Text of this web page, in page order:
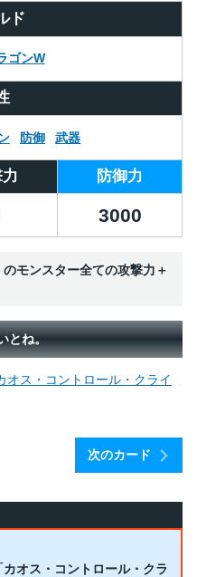
ド
ゴンW
防御 武器
防御力
3000
モンスター全ての攻撃力＋
とね。
オス・コントロール・クライ
次のカード
オス・コントロール・クラ